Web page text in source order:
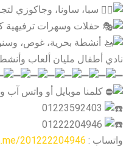
سبا، ساونا، وجاكوزي
حفلات وسهرات ترفيهية
أنشطة بحرية، غوص،
نادي أطفال مليان ألعاب
كلمنا موبايل أو واتس
01223592403
01222204946
واتساب : 201222204946